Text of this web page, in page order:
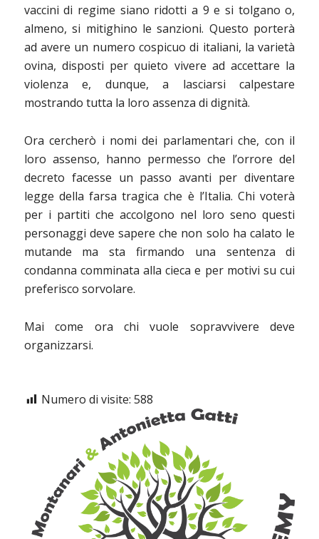
vaccini di regime siano ridotti a 9 e si tolgano o,
almeno, si mitighino le sanzioni. Questo porterà
ad avere un numero cospicuo di italiani, la varietà
ovina, disposti per quieto vivere ad accettare la
violenza e, dunque, a lasciarsi calpestare
mostrando tutta la loro assenza di dignità.
Ora cercherò i nomi dei parlamentari che, con il
loro assenso, hanno permesso che l’orrore del
decreto facesse un passo avanti per diventare
legge della farsa tragica che è l’Italia. Chi voterà
per i partiti che accolgono nel loro seno questi
personaggi deve sapere che non solo ha calato le
mutande ma sta firmando una sentenza di
condanna comminata alla cieca e per motivi su cui
preferisco sorvolare.
Mai come ora chi vuole sopravvivere deve
organizzarsi.
Numero di visite: 588